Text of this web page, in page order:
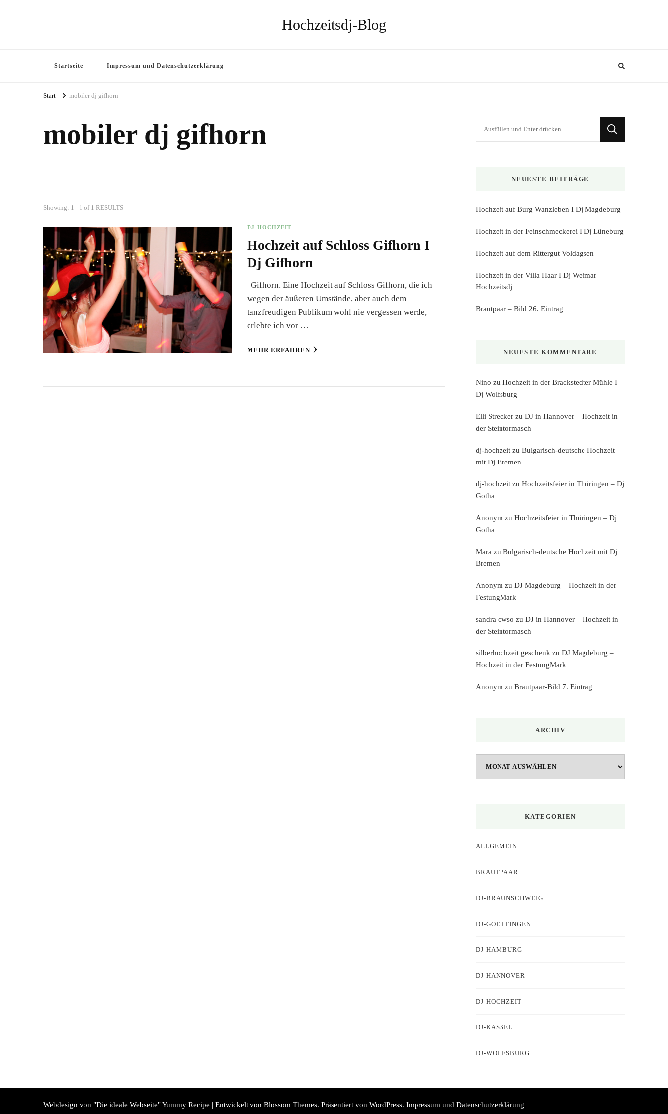
Hochzeitsdj-Blog
Startseite Impressum und Datenschutzerklärung
Start mobiler dj gifhorn
mobiler dj gifhorn
Showing: 1 - 1 of 1 RESULTS
DJ-HOCHZEIT
Hochzeit auf Schloss Gifhorn I
Dj Gifhorn
Gifhorn. Eine Hochzeit auf Schloss Gifhorn, die ich
wegen der äußeren Umstände, aber auch dem
tanzfreudigen Publikum wohl nie vergessen werde,
erlebte ich vor …
MEHR ERFAHREN
NEUESTE BEITRÄGE
Hochzeit auf Burg Wanzleben I Dj Magdeburg
Hochzeit in der Feinschmeckerei I Dj Lüneburg
Hochzeit auf dem Rittergut Voldagsen
Hochzeit in der Villa Haar I Dj Weimar
Hochzeitsdj
Brautpaar – Bild 26. Eintrag
NEUESTE KOMMENTARE
Nino zu Hochzeit in der Brackstedter Mühle I
Dj Wolfsburg
Elli Strecker zu DJ in Hannover – Hochzeit in
der Steintormasch
dj-hochzeit zu Bulgarisch-deutsche Hochzeit
mit Dj Bremen
dj-hochzeit zu Hochzeitsfeier in Thüringen – Dj
Gotha
Anonym zu Hochzeitsfeier in Thüringen – Dj
Gotha
Mara zu Bulgarisch-deutsche Hochzeit mit Dj
Bremen
Anonym zu DJ Magdeburg – Hochzeit in der
FestungMark
sandra cwso zu DJ in Hannover – Hochzeit in
der Steintormasch
silberhochzeit geschenk zu DJ Magdeburg –
Hochzeit in der FestungMark
Anonym zu Brautpaar-Bild 7. Eintrag
ARCHIV
KATEGORIEN
ALLGEMEIN
BRAUTPAAR
DJ-BRAUNSCHWEIG
DJ-GOETTINGEN
DJ-HAMBURG
DJ-HANNOVER
DJ-HOCHZEIT
DJ-KASSEL
DJ-WOLFSBURG
Webdesign von "Die ideale Webseite"Yummy Recipe | Entwickelt von Blossom Themes. Präsentiert von WordPress. Impressum und Datenschutzerklärung